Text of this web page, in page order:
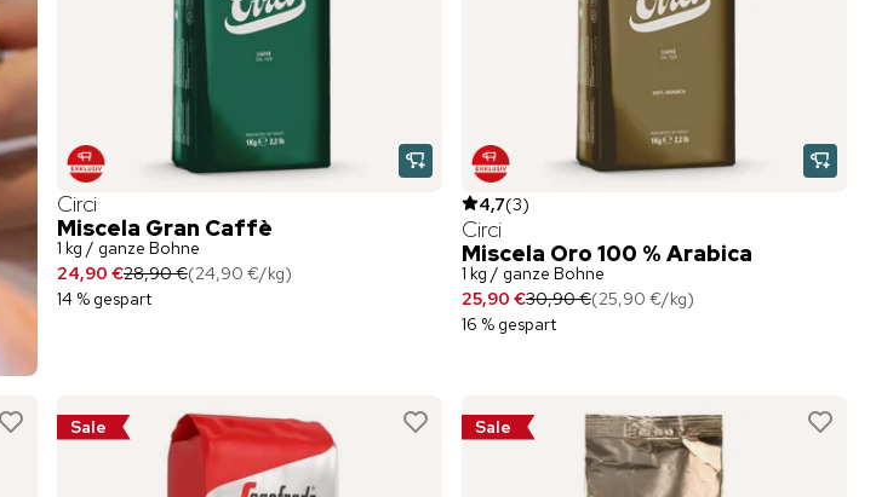
Circi
Miscela Gran Caffè
1 kg / ganze Bohne
24,90 €28,90 €(24,90 €/kg)
14 % gespart
4,7(3)
Circi
Miscela Oro 100 % Arabica
1 kg / ganze Bohne
25,90 €30,90 €(25,90 €/kg)
16 % gespart
Sale Sale